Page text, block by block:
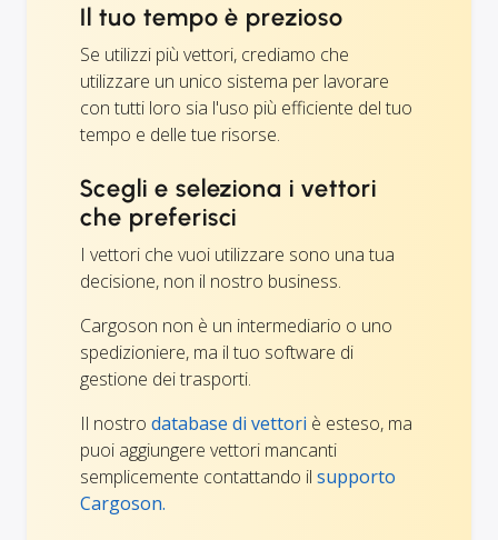
Il tuo tempo è prezioso
Se utilizzi più vettori, crediamo che
utilizzare un unico sistema per lavorare
con tutti loro sia l'uso più efficiente del tuo
tempo e delle tue risorse.
Scegli e seleziona i vettori
che preferisci
I vettori che vuoi utilizzare sono una tua
decisione, non il nostro business.
Cargoson non è un intermediario o uno
spedizioniere, ma il tuo software di
gestione dei trasporti.
Il nostro database di vettori è esteso, ma
puoi aggiungere vettori mancanti
semplicemente contattando il supporto
Cargoson.